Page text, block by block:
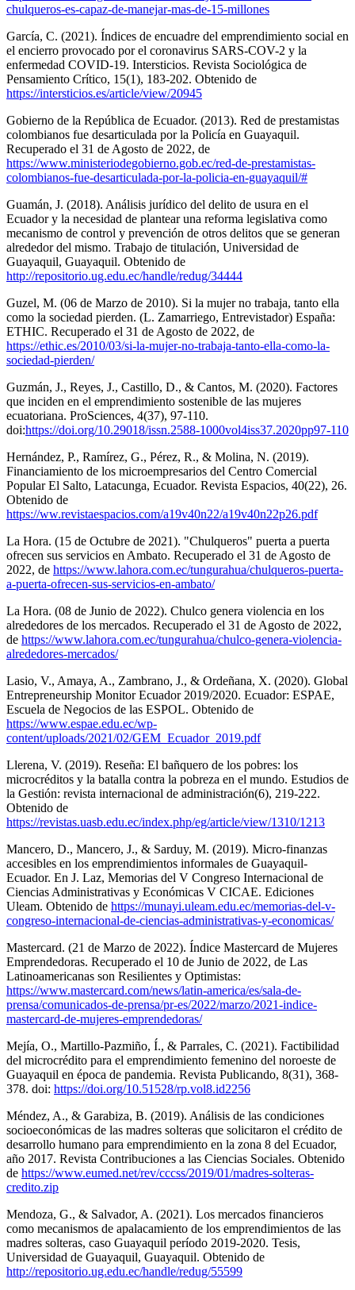
chulqueros-es-capaz-de-manejar-mas-de-15-millones
García, C. (2021). Índices de encuadre del emprendimiento social en
el encierro provocado por el coronavirus SARS-COV-2 y la
enfermedad COVID-19. Intersticios. Revista Sociológica de
Pensamiento Crítico, 15(1), 183-202. Obtenido de
https://intersticios.es/article/view/20945
Gobierno de la República de Ecuador. (2013). Red de prestamistas
colombianos fue desarticulada por la Policía en Guayaquil.
Recuperado el 31 de Agosto de 2022, de
https://www.ministeriodegobierno.gob.ec/red-de-prestamistas-
colombianos-fue-desarticulada-por-la-policia-en-guayaquil/#
Guamán, J. (2018). Análisis jurídico del delito de usura en el
Ecuador y la necesidad de plantear una reforma legislativa como
mecanismo de control y prevención de otros delitos que se generan
alrededor del mismo. Trabajo de titulación, Universidad de
Guayaquil, Guayaquil. Obtenido de
http://repositorio.ug.edu.ec/handle/redug/34444
Guzel, M. (06 de Marzo de 2010). Si la mujer no trabaja, tanto ella
como la sociedad pierden. (L. Zamarriego, Entrevistador) España:
ETHIC. Recuperado el 31 de Agosto de 2022, de
https://ethic.es/2010/03/si-la-mujer-no-trabaja-tanto-ella-como-la-
sociedad-pierden/
Guzmán, J., Reyes, J., Castillo, D., & Cantos, M. (2020). Factores
que inciden en el emprendimiento sostenible de las mujeres
ecuatoriana. ProSciences, 4(37), 97-110.
doi:https://doi.org/10.29018/issn.2588-1000vol4iss37.2020pp97-110
Hernández, P., Ramírez, G., Pérez, R., & Molina, N. (2019).
Financiamiento de los microempresarios del Centro Comercial
Popular El Salto, Latacunga, Ecuador. Revista Espacios, 40(22), 26.
Obtenido de
https://ww.revistaespacios.com/a19v40n22/a19v40n22p26.pdf
La Hora. (15 de Octubre de 2021). "Chulqueros" puerta a puerta
ofrecen sus servicios en Ambato. Recuperado el 31 de Agosto de
2022, de https://www.lahora.com.ec/tungurahua/chulqueros-puerta-
a-puerta-ofrecen-sus-servicios-en-ambato/
La Hora. (08 de Junio de 2022). Chulco genera violencia en los
alrededores de los mercados. Recuperado el 31 de Agosto de 2022,
de https://www.lahora.com.ec/tungurahua/chulco-genera-violencia-
alrededores-mercados/
Lasio, V., Amaya, A., Zambrano, J., & Ordeñana, X. (2020). Global
Entrepreneurship Monitor Ecuador 2019/2020. Ecuador: ESPAE,
Escuela de Negocios de las ESPOL. Obtenido de
https://www.espae.edu.ec/wp-
content/uploads/2021/02/GEM_Ecuador_2019.pdf
Llerena, V. (2019). Reseña: El bañquero de los pobres: los
microcréditos y la batalla contra la pobreza en el mundo. Estudios de
la Gestión: revista internacional de administración(6), 219-222.
Obtenido de
https://revistas.uasb.edu.ec/index.php/eg/article/view/1310/1213
Mancero, D., Mancero, J., & Sarduy, M. (2019). Micro-finanzas
accesibles en los emprendimientos informales de Guayaquil-
Ecuador. En J. Laz, Memorias del V Congreso Internacional de
Ciencias Administrativas y Económicas V CICAE. Ediciones
Uleam. Obtenido de https://munayi.uleam.edu.ec/memorias-del-v-
congreso-internacional-de-ciencias-administrativas-y-economicas/
Mastercard. (21 de Marzo de 2022). Índice Mastercard de Mujeres
Emprendedoras. Recuperado el 10 de Junio de 2022, de Las
Latinoamericanas son Resilientes y Optimistas:
https://www.mastercard.com/news/latin-america/es/sala-de-
prensa/comunicados-de-prensa/pr-es/2022/marzo/2021-indice-
mastercard-de-mujeres-emprendedoras/
Mejía, O., Martillo-Pazmiño, Í., & Parrales, C. (2021). Factibilidad
del microcrédito para el emprendimiento femenino del noroeste de
Guayaquil en época de pandemia. Revista Publicando, 8(31), 368-
378. doi: https://doi.org/10.51528/rp.vol8.id2256
Méndez, A., & Garabiza, B. (2019). Análisis de las condiciones
socioeconómicas de las madres solteras que solicitaron el crédito de
desarrollo humano para emprendimiento en la zona 8 del Ecuador,
año 2017. Revista Contribuciones a las Ciencias Sociales. Obtenido
de https://www.eumed.net/rev/cccss/2019/01/madres-solteras-
credito.zip
Mendoza, G., & Salvador, A. (2021). Los mercados financieros
como mecanismos de apalacamiento de los emprendimientos de las
madres solteras, caso Guayaquil período 2019-2020. Tesis,
Universidad de Guayaquil, Guayaquil. Obtenido de
http://repositorio.ug.edu.ec/handle/redug/55599